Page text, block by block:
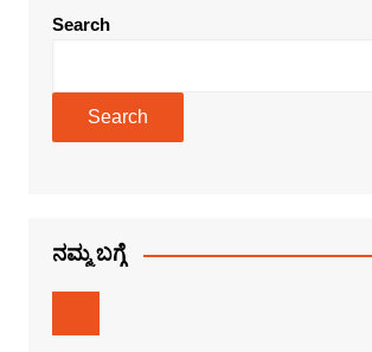
Search
Search
ನಮ್ಮ ಬಗ್ಗೆ